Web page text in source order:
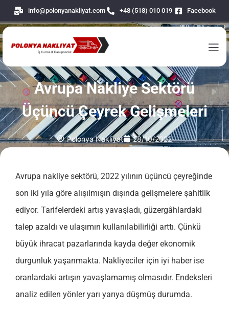
info@polonyanakliyat.com +48 (518) 010 019 Facebook
Avrupa Nakliye Sektörü
Üçüncü Çeyrek Gelişmeleri
Polonya Nakliyat 28/10/2022
Avrupa nakliye sektörü, 2022 yılının üçüncü çeyreğinde
son iki yıla göre alışılmışın dışında gelişmelere şahitlik
ediyor. Tarifelerdeki artış yavaşladı, güzergâhlardaki
talep azaldı ve ulaşımın kullanılabilirliği arttı. Çünkü
büyük ihracat pazarlarında kayda değer ekonomik
durgunluk yaşanmakta. Nakliyeciler için iyi haber ise
oranlardaki artışın yavaşlamamış olmasıdır. Endeksleri
analiz edilen yönler yarı yarıya düşmüş durumda.